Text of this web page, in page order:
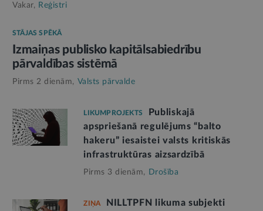
Vakar, Reģistri
STĀJAS SPĒKĀ
Izmaiņas publisko kapitālsabiedrību
pārvaldības sistēmā
Pirms 2 dienām, Valsts pārvalde
LIKUMPROJEKTS
Publiskajā
apspriešanā regulējums “balto
hakeru” iesaistei valsts kritiskās
infrastruktūras aizsardzībā
Pirms 3 dienām, Drošība
ZIŅA
NILLTPFN likuma subjekti